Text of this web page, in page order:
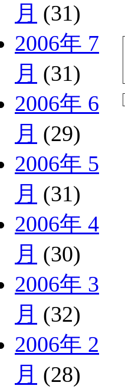
月 (31)
2006年 7
月 (31)
2006年 6
月 (29)
2006年 5
月 (31)
2006年 4
月 (30)
2006年 3
月 (32)
2006年 2
月 (28)